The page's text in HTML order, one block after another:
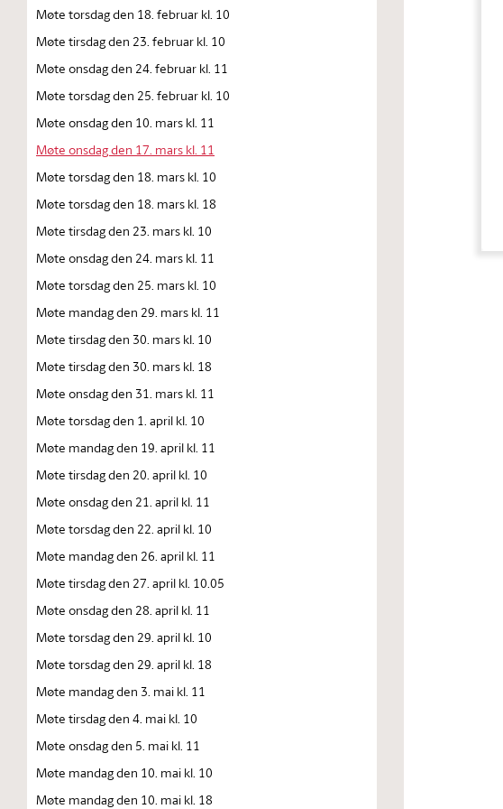
Møte torsdag den 18. februar kl. 10
Møte tirsdag den 23. februar kl. 10
Møte onsdag den 24. februar kl. 11
Møte torsdag den 25. februar kl. 10
Møte onsdag den 10. mars kl. 11
Møte onsdag den 17. mars kl. 11
Møte torsdag den 18. mars kl. 10
Møte torsdag den 18. mars kl. 18
Møte tirsdag den 23. mars kl. 10
Møte onsdag den 24. mars kl. 11
Møte torsdag den 25. mars kl. 10
Møte mandag den 29. mars kl. 11
Møte tirsdag den 30. mars kl. 10
Møte tirsdag den 30. mars kl. 18
Møte onsdag den 31. mars kl. 11
Møte torsdag den 1. april kl. 10
Møte mandag den 19. april kl. 11
Møte tirsdag den 20. april kl. 10
Møte onsdag den 21. april kl. 11
Møte torsdag den 22. april kl. 10
Møte mandag den 26. april kl. 11
Møte tirsdag den 27. april kl. 10.05
Møte onsdag den 28. april kl. 11
Møte torsdag den 29. april kl. 10
Møte torsdag den 29. april kl. 18
Møte mandag den 3. mai kl. 11
Møte tirsdag den 4. mai kl. 10
Møte onsdag den 5. mai kl. 11
Møte mandag den 10. mai kl. 10
Møte mandag den 10. mai kl. 18